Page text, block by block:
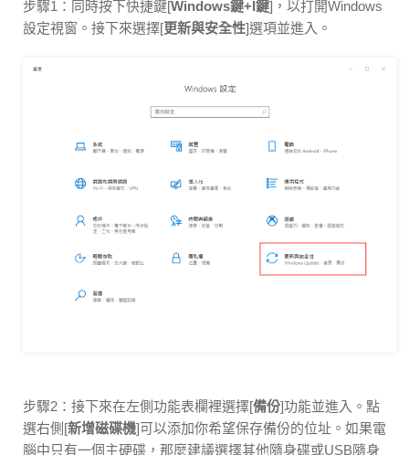
步驟1：同時按下快捷鍵[Windows鍵+I鍵]，以打開Windows
設定視窗。接下來選擇[更新與安全性]選項並進入。
步驟2：接下來在左側功能表欄裡選擇[備份]功能並進入。點
選右側[新增磁碟機]可以添加你希望保存備份的位址。如果電
腦中只有一個主硬碟，那麼建議選擇其他隨身碟或USB隨身